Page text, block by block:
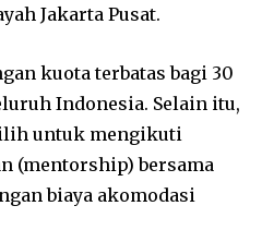
Jakarta Pusat.
kuota terbatas bagi 30
Indonesia. Selain itu,
untuk mengikuti
(mentorship) bersama
biaya akomodasi